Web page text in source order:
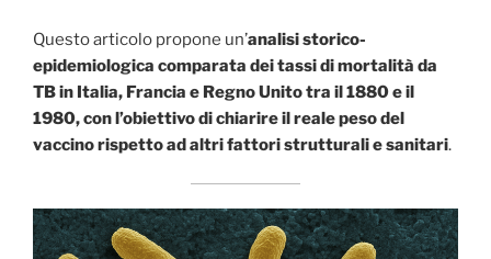
Questo articolo propone un’analisi storico-
epidemiologica comparata dei tassi di mortalità da
TB in Italia, Francia e Regno Unito tra il 1880 e il
1980, con l’obiettivo di chiarire il reale peso del
vaccino rispetto ad altri fattori strutturali e sanitari.